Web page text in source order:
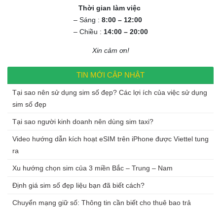
Thời gian làm việc
– Sáng : 8:00 – 12:00
– Chiều : 14:00 – 20:00
Xin cảm ơn!
TIN MỚI CẬP NHẬT
Tại sao nên sử dụng sim số đẹp? Các lợi ích của việc sử dụng
sim số đẹp
Tại sao người kinh doanh nên dùng sim taxi?
Video hướng dẫn kích hoạt eSIM trên iPhone được Viettel tung
ra
Xu hướng chọn sim của 3 miền Bắc – Trung – Nam
Định giá sim số đẹp liệu bạn đã biết cách?
Chuyển mạng giữ số: Thông tin cần biết cho thuê bao trả